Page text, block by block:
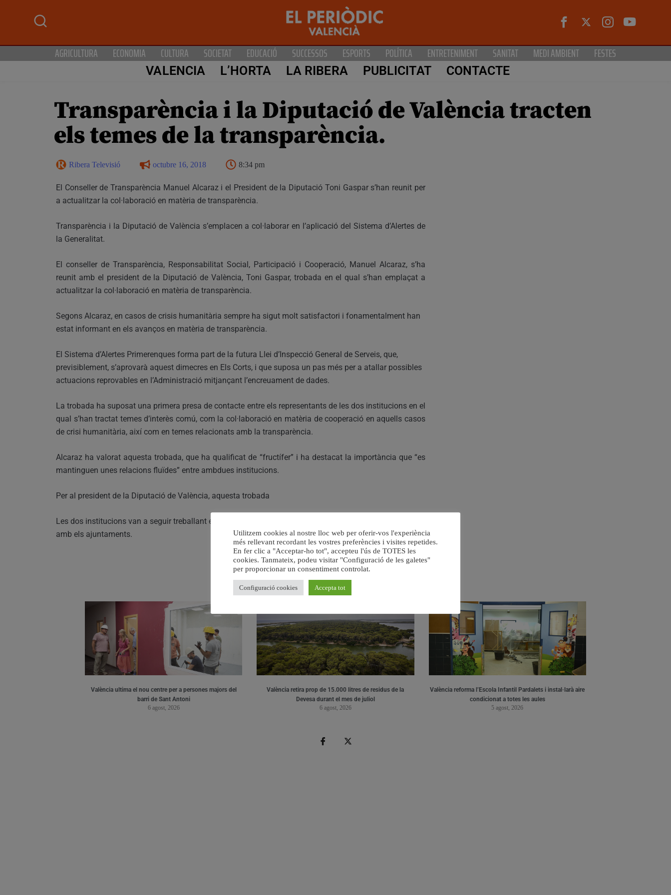
AGRICULTURA ECONOMIA CULTURA SOCIETAT EDUCACIÓ SUCCESSOS ESPORTS POLÍTICA ENTRETENIMENT SANITAT MEDI AMBIENT FESTES
VALENCIA L’HORTA LA RIBERA PUBLICITAT CONTACTE
Transparència i la Diputació de València tracten
els temes de la transparència.
Ribera Televisió octubre 16, 2018 8:34 pm
El Conseller de Transparència Manuel Alcaraz i el President de la Diputació Toni Gaspar s’han reunit per
a actualitzar la col·laboració en matèria de transparència.
Transparència i la Diputació de València s’emplacen a col·laborar en l’aplicació del Sistema d’Alertes de
la Generalitat.
El conseller de Transparència, Responsabilitat Social, Participació i Cooperació, Manuel Alcaraz, s’ha
reunit amb el president de la Diputació de València, Toni Gaspar, trobada en el qual s’han emplaçat a
actualitzar la col·laboració en matèria de transparència.
Segons Alcaraz, en casos de crisis humanitària sempre ha sigut molt satisfactori i fonamentalment han
estat informant en els avanços en matèria de transparència.
El Sistema d’Alertes Primerenques forma part de la futura Llei d’Inspecció General de Serveis, que,
previsiblement, s’aprovarà aquest dimecres en Els Corts, i que suposa un pas més per a atallar possibles
actuacions reprovables en l’Administració mitjançant l’encreuament de dades.
La trobada ha suposat una primera presa de contacte entre els representants de les dos institucions en el
qual s’han tractat temes d’interès comú, com la col·laboració en matèria de cooperació en aquells casos
de crisi humanitària, així com en temes relacionats amb la transparència.
Alcaraz ha valorat aquesta trobada, que ha qualificat de “fructífer” i ha destacat la importància que “es
mantinguen unes relacions fluïdes” entre ambdues institucions.
Per al president de la Diputació de València, aquesta trobada
Les dos institucions van a seguir treballant en tot allò que els competeix en relació a la tasca conjunta
amb els ajuntaments.
RELACIONAT
València ultima el nou centre per a persones majors del
barri de Sant Antoni
6 agost, 2026
València retira prop de 15.000 litres de residus de la
Devesa durant el mes de juliol
6 agost, 2026
València reforma l’Escola Infantil Pardalets i instal·larà aire
condicionat a totes les aules
5 agost, 2026
Utilitzem cookies al nostre lloc web per oferir-vos l'experiència
més rellevant recordant les vostres preferències i visites repetides.
En fer clic a "Acceptar-ho tot", accepteu l'ús de TOTES les
cookies. Tanmateix, podeu visitar "Configuració de les galetes"
per proporcionar un consentiment controlat.
Configuració cookies Accepta tot